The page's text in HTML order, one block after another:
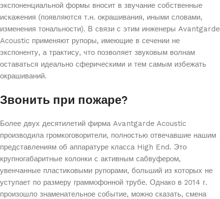
экспоненциальной формы вносит в звучание собственные
искажения (появляются т.н. окрашивания, иными словами,
изменения тональности). В связи с этим инженеры Avantgarde
Acoustic применяют рупоры, имеющие в сечении не
экспоненту, а трактису, что позволяет звуковым волнам
оставаться идеально сферическими и тем самым избежать
окрашиваний.
Звонить при пожаре?
Более двух десятилетий фирма Avantgarde Acoustic
производила громкоговорители, полностью отвечавшие нашим
представлениям об аппаратуре класса High End. Это
крупногабаритные колонки с активным сабвуфером,
увенчанные пластиковыми рупорами, больший из которых не
уступает по размеру граммофонной трубе. Однако в 2014 г.
произошло знаменательное событие, можно сказать, смена